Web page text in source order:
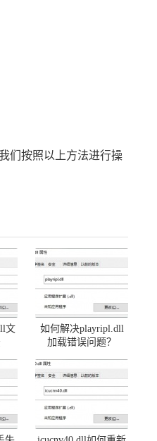
们按照以上方法进行操
文
如何解决playripl.dll
加载错误问题？